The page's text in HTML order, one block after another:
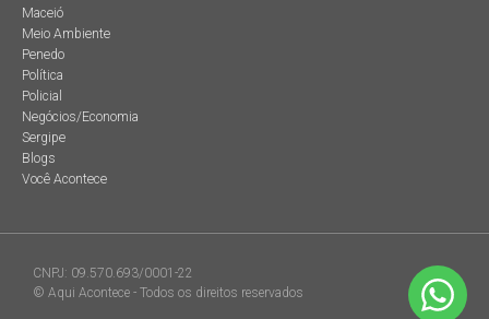
Maceió
Meio Ambiente
Penedo
Política
Policial
Negócios/Economia
Sergipe
Blogs
Você Acontece
CNPJ: 09.570.693/0001-22
© Aqui Acontece - Todos os direitos reservados